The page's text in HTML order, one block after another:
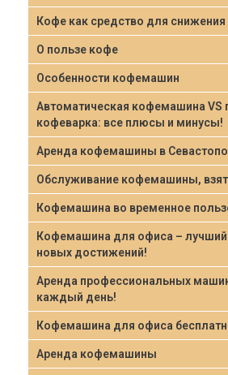
Кофе как средство для снижения
О пользе кофе
Особенности кофемашин
Автоматическая кофемашина VS
кофеварка: все плюсы и минусы!
Аренда кофемашины в
Обслуживание кофемашины,
Кофемашина во временное
Кофемашина для офиса –
новых достижений!
Аренда профессиональных
каждый день!
Кофемашина для офиса
Аренда кофемашины